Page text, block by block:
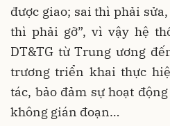
được giao; sai thì phải
thì phải gỡ”, vì vậy hệ
DT&TG từ Trung ương
trương triển khai thực
tác, bảo đảm sự hoạt
không gián đoạn…